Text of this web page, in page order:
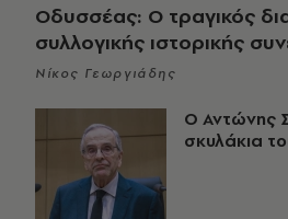
Οδυσσέας: Ο τραγικός
συλλογικής ιστορικής
Νίκος Γεωργιάδης
Ο Αντώνης
σκυλάκια